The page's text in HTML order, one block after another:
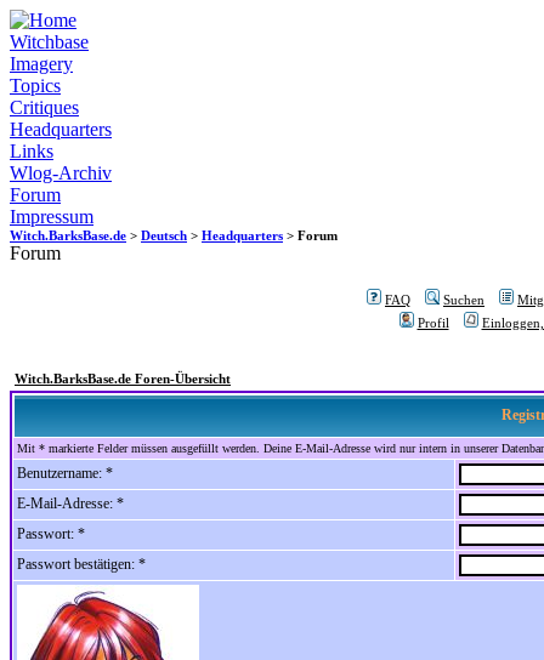
Witchbase
Imagery
Topics
Critiques
Headquarters
Links
Wlog-Archiv
Forum
Impressum
Witch.BarksBase.de > Deutsch > Headquarters > Forum
Forum
FAQ Suchen
Profil
Witch.BarksBase.de Foren-Übersicht
Mit * markierte Felder müssen ausgefüllt werden. Deine E-Mail-Adresse wird nur intern in unserer
Benutzername: *
E-Mail-Adresse: *
Passwort: *
Passwort bestätigen: *